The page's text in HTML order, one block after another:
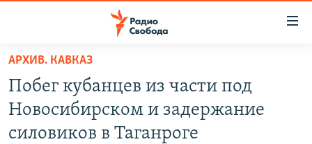
упрощенного
доступа
Вернуться
основному
ПРОГРАММЫ
ПОДКАСТЫ
АВТОРСКИЕ ПРОЕКТЫ
АРХИВ. КАВКАЗ
Побег кубанцев из части под
Новосибирском и задержание
силовиков в Таганроге